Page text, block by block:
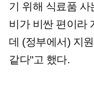
기 위해 식료품 사
비가 비싼 편이라
데 (정부에서) 지
같다"고 했다.